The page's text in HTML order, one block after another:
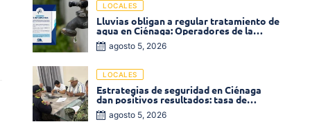
LOCALES
Lluvias obligan a regular tratamiento de
agua en Ciénaga: Operadores de la
Sierra anuncia baja presión en varios
sectores
agosto 5, 2026
LOCALES
Estrategias de seguridad en Ciénaga
dan positivos resultados: tasa de
homicidios disminuyó un 58% en 2026
agosto 5, 2026